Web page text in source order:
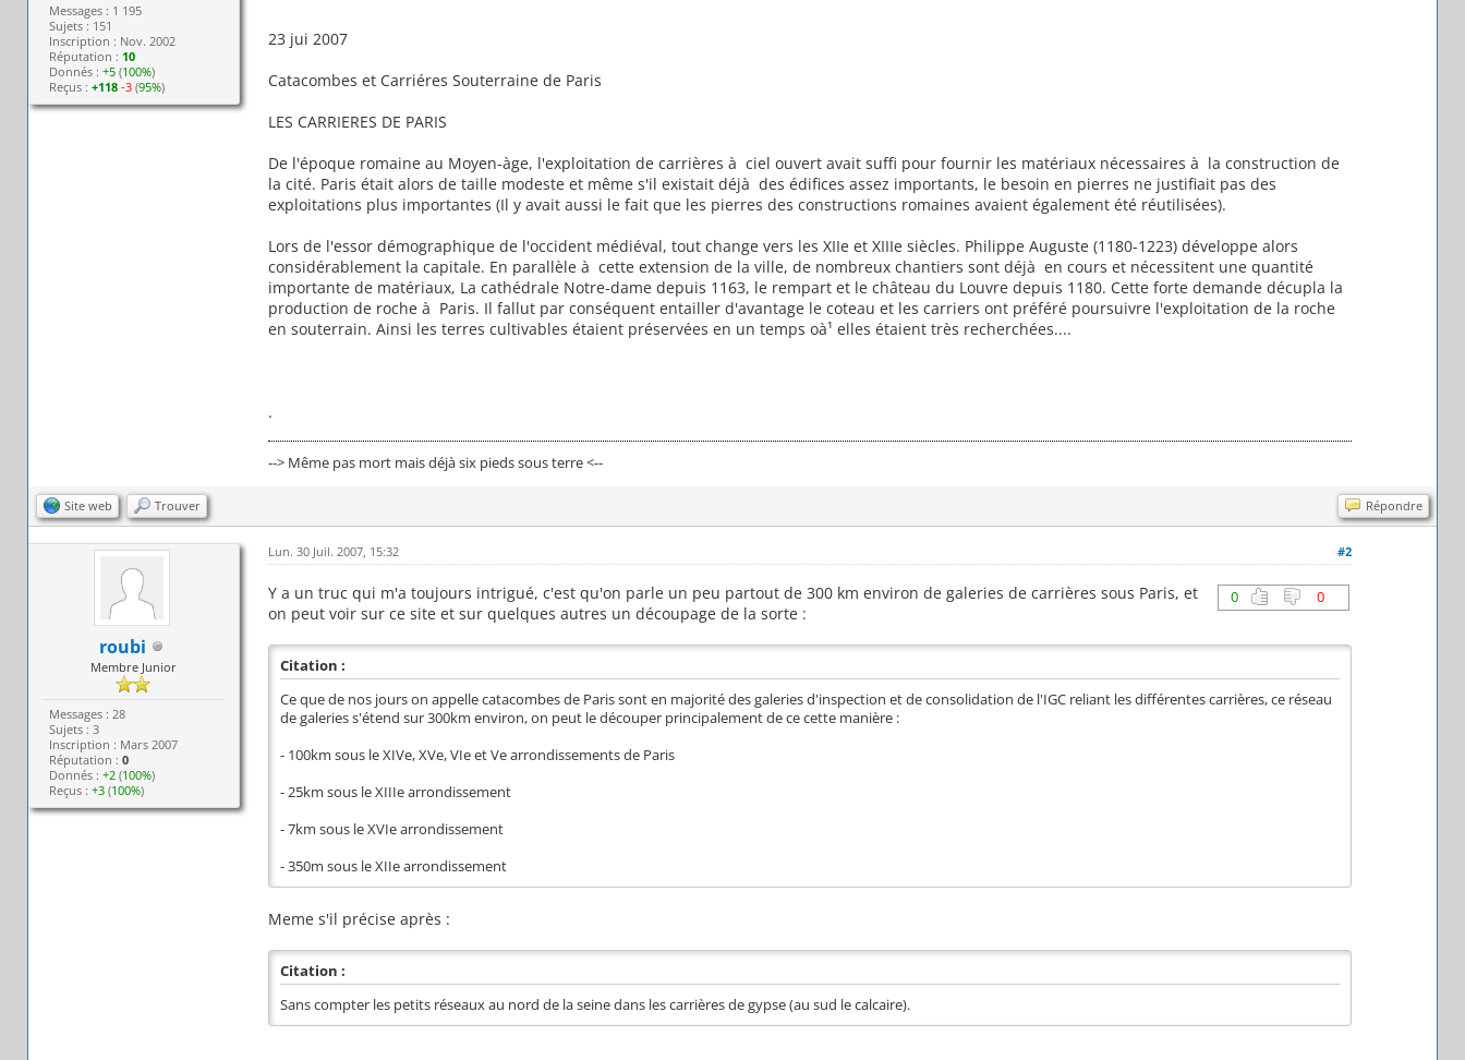
Messages : 1 195
Sujets : 151
Inscription : Nov. 2002
Réputation : 10
Donnés : +5(100%)
Reçus : +118 -3(95%)
23 jui 2007
Catacombes et Carriéres Souterraine de Paris
LES CARRIERES DE PARIS
De l'époque romaine au Moyen-àge, l'exploitation de carrières à ciel ouvert avait suffi pour fournir les matériaux nécessaires à la construction de
la cité. Paris était alors de taille modeste et même s'il existait déjà des édifices assez importants, le besoin en pierres ne justifiait pas des
exploitations plus importantes (Il y avait aussi le fait que les pierres des constructions romaines avaient également été réutilisées).
Lors de l'essor démographique de l'occident médiéval, tout change vers les XIIe et XIIIe siècles. Philippe Auguste (1180-1223) développe alors
considérablement la capitale. En parallèle à cette extension de la ville, de nombreux chantiers sont déjà en cours et nécessitent une quantité
importante de matériaux, La cathédrale Notre-dame depuis 1163, le rempart et le château du Louvre depuis 1180. Cette forte demande décupla la
production de roche à Paris. Il fallut par conséquent entailler d'avantage le coteau et les carriers ont préféré poursuivre l'exploitation de la roche
en souterrain. Ainsi les terres cultivables étaient préservées en un temps oà¹ elles étaient très recherchées....
.
--> Même pas mort mais déjà six pieds sous terre <--
Site web Trouver Répondre
roubi
Membre Junior
Messages : 28
Sujets : 3
Inscription : Mars 2007
Réputation : 0
Donnés : +2(100%)
Reçus : +3(100%)
#2
Lun. 30 Juil. 2007, 15:32
0 0
Y a un truc qui m'a toujours intrigué, c'est qu'on parle un peu partout de 300 km environ de galeries de carrières sous Paris, et
on peut voir sur ce site et sur quelques autres un découpage de la sorte :
Citation :
Ce que de nos jours on appelle catacombes de Paris sont en majorité des galeries d'inspection et de consolidation de l'IGC reliant les différentes carrières, ce réseau
de galeries s'étend sur 300km environ, on peut le découper principalement de ce cette manière :
- 100km sous le XIVe, XVe, VIe et Ve arrondissements de Paris
- 25km sous le XIIIe arrondissement
- 7km sous le XVIe arrondissement
- 350m sous le XIIe arrondissement
Meme s'il précise après :
Citation :
Sans compter les petits réseaux au nord de la seine dans les carrières de gypse (au sud le calcaire).